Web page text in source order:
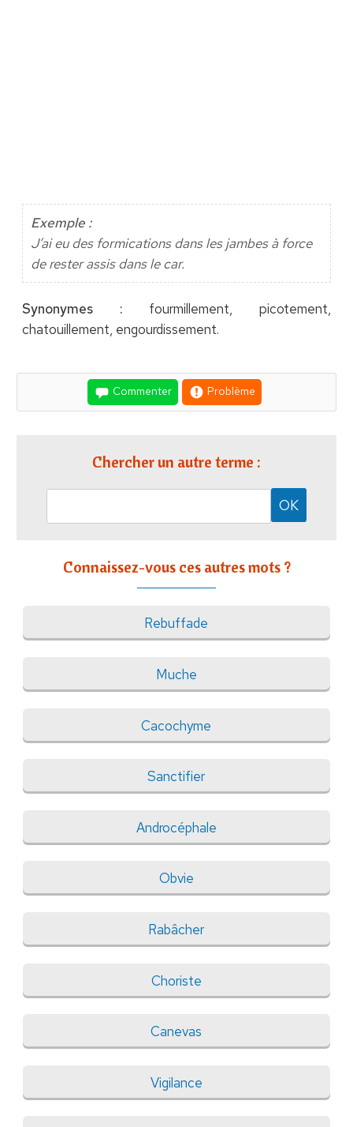
Exemple :
J’ai eu des formications dans les jambes à force
de rester assis dans le car.
Synonymes : fourmillement, picotement,
chatouillement, engourdissement.
Commenter Problème
Chercher un autre terme :
Connaissez-vous ces autres mots ?
Rebuffade
Muche
Cacochyme
Sanctifier
Androcéphale
Obvie
Rabâcher
Choriste
Canevas
Vigilance